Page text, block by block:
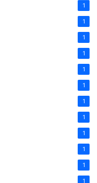
1
1
1
1
1
1
1
1
1
1
1
1